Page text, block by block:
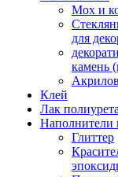
Мох и
для
камень
Клей
Лак
Наполнители
Глиттер